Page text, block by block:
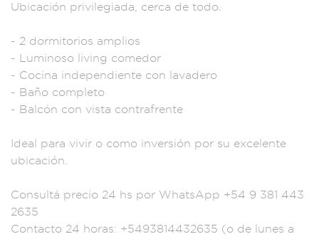
Ubicación privilegiada, cerca de todo.
- 2 dormitorios amplios
- Luminoso living comedor
- Cocina independiente con lavadero
- Baño completo
- Balcón con vista contrafrente
Ideal para vivir o como inversión por su excelente
ubicación.
Consultá precio 24 hs por WhatsApp +54 9 381 443
2635
Contacto 24 horas: +5493814432635 (o de lunes a